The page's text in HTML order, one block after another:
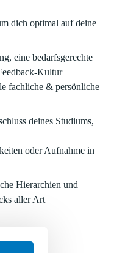
dich optimal auf deine
eine bedarfsgerechte
Kultur
fachliche & persönliche
deines Studiums,
oder Aufnahme in
Hierarchien und
aller Art